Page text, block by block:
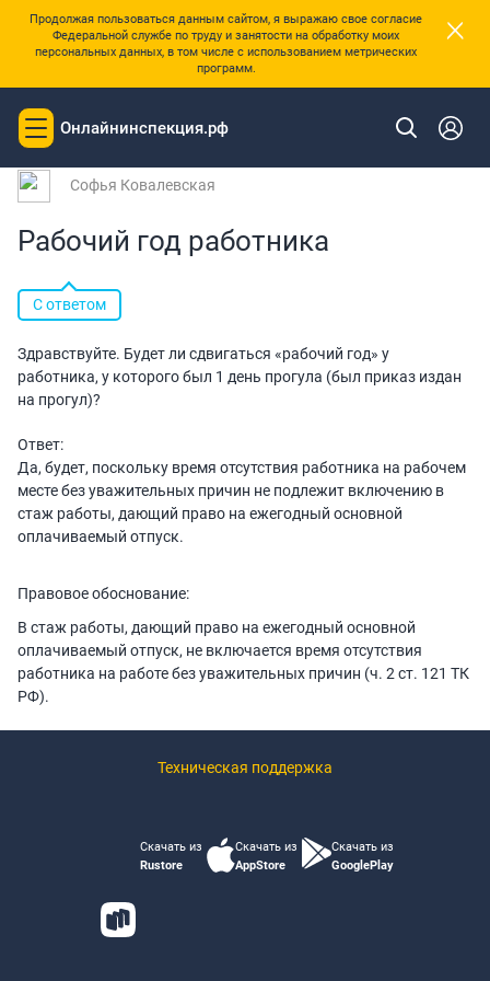
Продолжая пользоваться данным сайтом, я выражаю свое согласие
Федеральной службе по труду и занятости на обработку моих
персональных данных, в том числе с использованием метрических
программ.
×
Toggle
navigation
Онлайнинспекция.рф
Главная
Софья Ковалевская
Рабочий год работника
С ответом
Здравствуйте. Будет ли сдвигаться «рабочий год» у
работника, у которого был 1 день прогула (был приказ издан
на прогул)?
Ответ:
Да, будет, поскольку время отсутствия работника на рабочем
месте без уважительных причин не подлежит включению в
стаж работы, дающий право на ежегодный основной
оплачиваемый отпуск.
Правовое обоснование:
В стаж работы, дающий право на ежегодный основной
оплачиваемый отпуск, не включается время отсутствия
работника на работе без уважительных причин (ч. 2 ст. 121 ТК
РФ).
Техническая поддержка
Скачать из
Rustore
Скачать из
AppStore
Скачать из
GooglePlay